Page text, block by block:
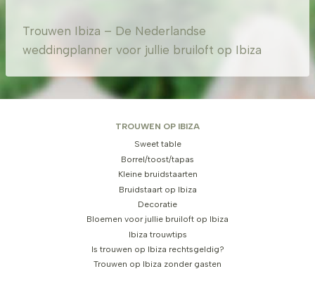
Trouwen Ibiza – De Nederlandse
weddingplanner voor jullie bruiloft op Ibiza
TROUWEN OP IBIZA
Sweet table
Borrel/toost/tapas
Kleine bruidstaarten
Bruidstaart op Ibiza
Decoratie
Bloemen voor jullie bruiloft op Ibiza
Ibiza trouwtips
Is trouwen op Ibiza rechtsgeldig?
Trouwen op Ibiza zonder gasten